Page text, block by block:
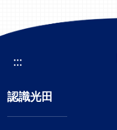
:::
認識光田